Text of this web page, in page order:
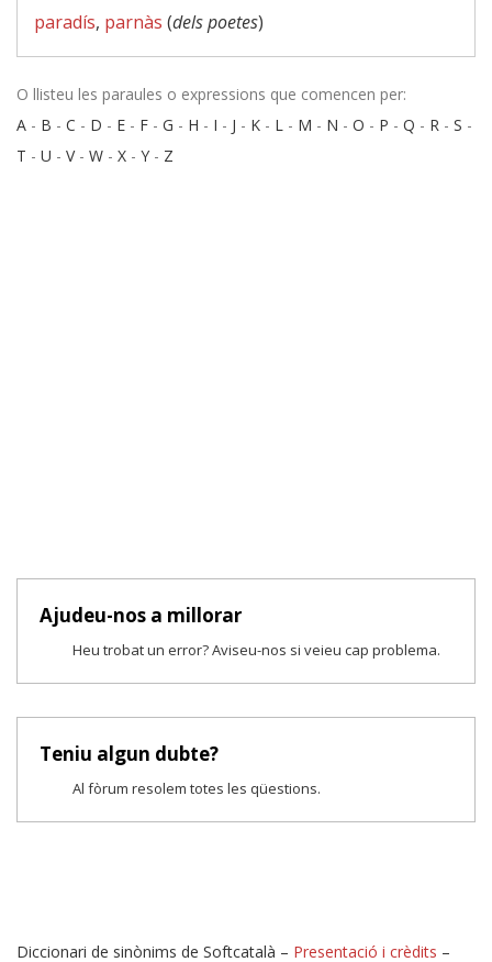
paradís, parnàs (dels poetes)
O llisteu les paraules o expressions que comencen per:
A - B - C - D - E - F - G - H - I - J - K - L - M - N - O - P - Q - R - S -
T - U - V- W - X - Y - Z
Ajudeu-nos a millorar
Heu trobat un error? Aviseu-nos si veieu cap problema.
Teniu algun dubte?
Al fòrum resolem totes les qüestions.
Diccionari de sinònims de Softcatalà – Presentació i crèdits –